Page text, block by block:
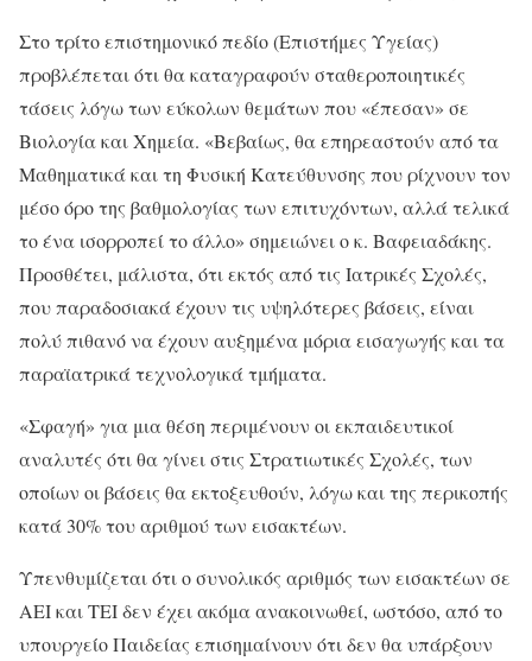
Στο τρίτο επιστημονικό πεδίο (Επιστήμες Υγείας)
προβλέπεται ότι θα καταγραφούν σταθεροποιητικές
τάσεις λόγω των εύκολων θεμάτων που «έπεσαν» σε
Βιολογία και Χημεία. «Βεβαίως, θα επηρεαστούν από τα
Μαθηματικά και τη Φυσική Κατεύθυνσης που ρίχνουν τον
μέσο όρο της βαθμολογίας των επιτυχόντων, αλλά τελικά
το ένα ισορροπεί το άλλο» σημειώνει ο κ. Βαφειαδάκης.
Προσθέτει, μάλιστα, ότι εκτός από τις Ιατρικές Σχολές,
που παραδοσιακά έχουν τις υψηλότερες βάσεις, είναι
πολύ πιθανό να έχουν αυξημένα μόρια εισαγωγής και τα
παραϊατρικά τεχνολογικά τμήματα.
«Σφαγή» για μια θέση περιμένουν οι εκπαιδευτικοί
αναλυτές ότι θα γίνει στις Στρατιωτικές Σχολές, των
οποίων οι βάσεις θα εκτοξευθούν, λόγω και της περικοπής
κατά 30% του αριθμού των εισακτέων.
Υπενθυμίζεται ότι ο συνολικός αριθμός των εισακτέων σε
ΑΕΙ και ΤΕΙ δεν έχει ακόμα ανακοινωθεί, ωστόσο, από το
υπουργείο Παιδείας επισημαίνουν ότι δεν θα υπάρξουν